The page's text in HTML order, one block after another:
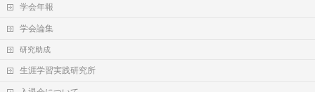
学会年報
学会論集
研究助成
生涯学習実践研究所